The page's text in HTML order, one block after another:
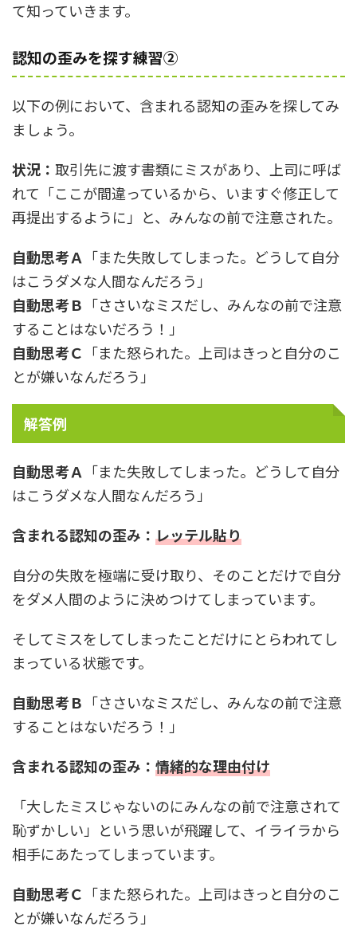
て知っていきます。
認知の歪みを探す練習②
以下の例において、含まれる認知の歪みを探してみ
ましょう。
状況： 取引先に渡す書類にミスがあり、上司に呼ば
れて「ここが間違っているから、いますぐ修正して
再提出するように」と、みんなの前で注意された。
自動思考Ａ 「また失敗してしまった。どうして自分
はこうダメな人間なんだろう」
自動思考Ｂ 「ささいなミスだし、みんなの前で注意
することはないだろう！」
自動思考Ｃ 「また怒られた。上司はきっと自分のこ
とが嫌いなんだろう」
解答例
自動思考Ａ 「また失敗してしまった。どうして自分
はこうダメな人間なんだろう」
含まれる認知の歪み： レッテル貼り
自分の失敗を極端に受け取り、そのことだけで自分
をダメ人間のように決めつけてしまっています。
そしてミスをしてしまったことだけにとらわれてし
まっている状態です。
自動思考Ｂ 「ささいなミスだし、みんなの前で注意
することはないだろう！」
含まれる認知の歪み： 情緒的な理由付け
「大したミスじゃないのにみんなの前で注意されて
恥ずかしい」という思いが飛躍して、イライラから
相手にあたってしまっています。
自動思考Ｃ 「また怒られた。上司はきっと自分のこ
とが嫌いなんだろう」